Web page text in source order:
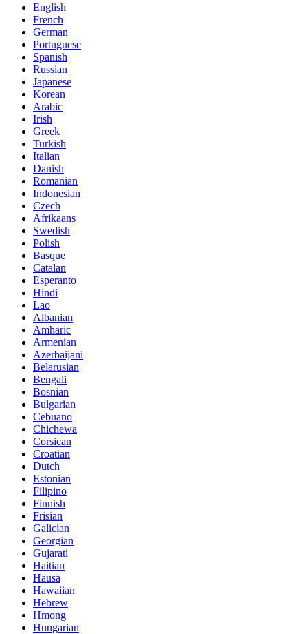
English
French
German
Portuguese
Spanish
Russian
Japanese
Korean
Arabic
Irish
Greek
Turkish
Italian
Danish
Romanian
Indonesian
Czech
Afrikaans
Swedish
Polish
Basque
Catalan
Esperanto
Hindi
Lao
Albanian
Amharic
Armenian
Azerbaijani
Belarusian
Bengali
Bosnian
Bulgarian
Cebuano
Chichewa
Corsican
Croatian
Dutch
Estonian
Filipino
Finnish
Frisian
Galician
Georgian
Gujarati
Haitian
Hausa
Hawaiian
Hebrew
Hmong
Hungarian